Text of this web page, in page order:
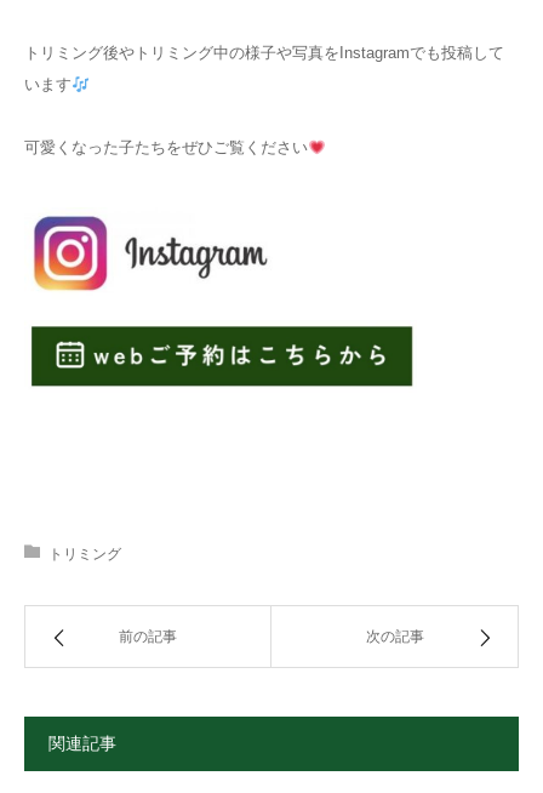
トリミング後やトリミング中の様子や写真をInstagramでも投稿して
います
可愛くなった子たちをぜひご覧ください
トリミング
前の記事 次の記事
関連記事